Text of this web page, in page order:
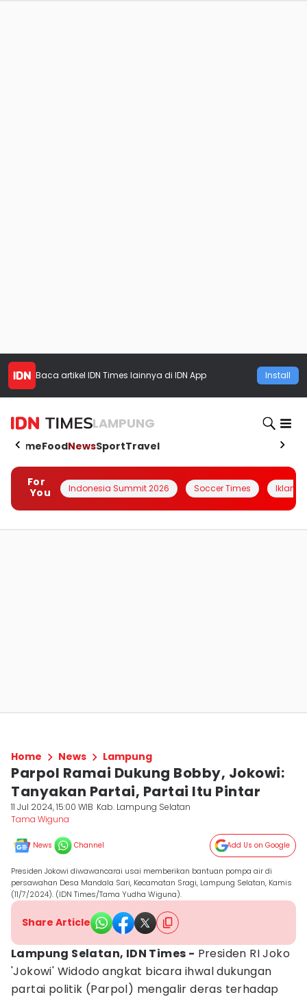
Baca artikel IDN Times lainnya di IDN App Install
LAMPUNG
HomeFoodNewsSportTravel
For
You
Indonesia Summit 2026 Soccer Times Iklanin
Home News Lampung
Parpol Ramai Dukung Bobby, Jokowi:
Tanyakan Partai, Partai Itu Pintar
11 Jul 2024, 15:00 WIB Kab. Lampung Selatan
Tama Wiguna
News Channel Add Us on Google
Presiden Jokowi diwawancarai usai memberikan bantuan pompa air di
persawahan Desa Mandala Sari, Kecamatan Sragi, Lampung Selatan, Kamis
(11/7/2024). (IDN Times/Tama Yudha Wiguna).
Share Article
Lampung Selatan, IDN Times - Presiden RI Joko
'Jokowi' Widodo angkat bicara ihwal dukungan
partai politik (Parpol) mengalir deras terhadap